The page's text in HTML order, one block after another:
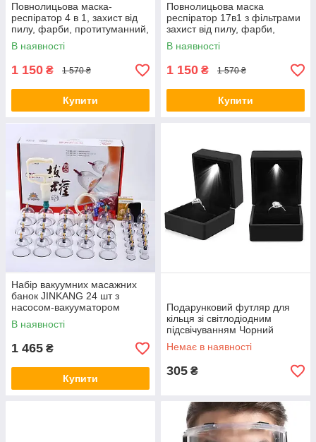
Повнолицьова маска-
респіратор 4 в 1, захист від
пилу, фарби, протитуманний,
захист від формальдегіду +
фільтри
В наявності
1 150 ₴ 1 570 ₴
Купити
Повнолицьова маска
респіратор 17в1 з фільтрами
захист від пилу, фарби,
формальдегіду + Чехол
В наявності
1 150 ₴ 1 570 ₴
Купити
Набір вакуумних масажних
банок JINKANG 24 шт з
насосом-вакууматором
В наявності
1 465 ₴
Купити
Подарунковий футляр для
кільця зі світлодіодним
підсвічуванням Чорний
Немає в наявності
305 ₴